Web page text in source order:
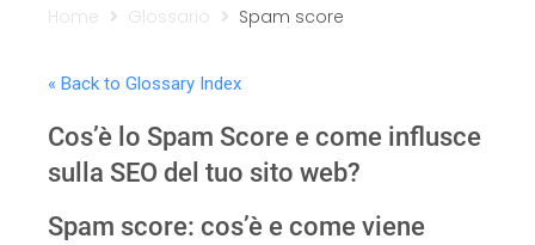
Proxmox VE
Mail
Academy
Home Glossario Spam score
« Back to Glossary Index
Cos’è lo Spam Score e come influsce
sulla SEO del tuo sito web?
Spam score: cos’è e come viene